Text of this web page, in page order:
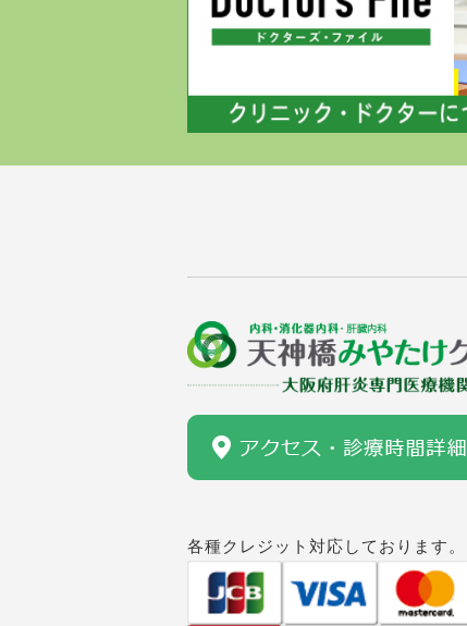
各種クレジット対応しております。